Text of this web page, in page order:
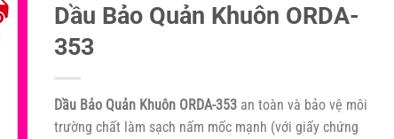
Dầu Bảo Quản Khuôn ORDA-
353
Dầu Bảo Quản Khuôn ORDA-353 an toàn và bảo vệ môi
trường chất làm sạch nấm mốc mạnh (với giấy chứng